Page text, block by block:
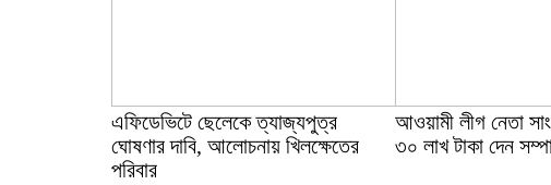
এফিডেভিটে ছেলেকে ত্যাজ্যপুত্র
ঘোষণার দাবি, আলোচনায় খিলক্ষেতের
পরিবার
আওয়ামী লীগ নেতা
৩০ লাখ টাকা দেন